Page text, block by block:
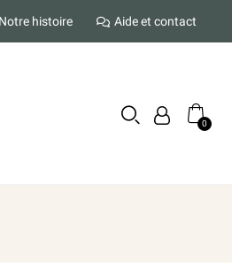
Notre histoire Aide et contact